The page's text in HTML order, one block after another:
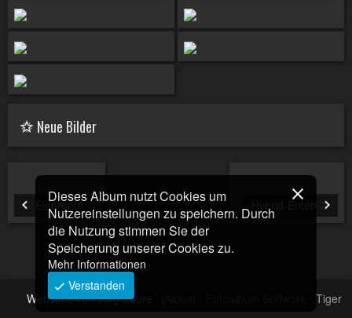
Neue Bilder
Eiderente Hybrid-Enten
Webseite von Jörg Saure Tiger
Dieses Album nutzt Cookies um
Nutzereinstellungen zu speichern. Durch
die Nutzung stimmen Sie der
Speicherung unserer Cookies zu.
Mehr Informationen
Verstanden